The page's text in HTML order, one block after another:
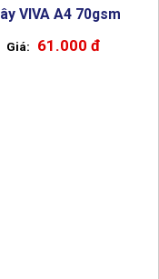
VIVA A4 70gsm
61.000 đ